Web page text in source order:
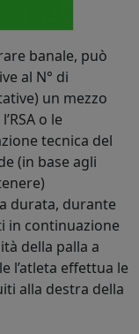
banale, può
al N° di
un mezzo
o le
tecnica del
(in base agli
durata, durante
in continuazione
della palla a
l’atleta effettua le
alla destra della